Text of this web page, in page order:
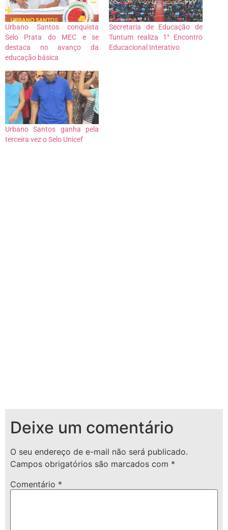
Urbano Santos conquista
Selo Prata do MEC e se
destaca no avanço da
educação básica
Secretaria de Educação de
Tuntum realiza 1° Encontro
Educacional Interativo
Urbano Santos ganha pela
terceira vez o Selo Unicef
Deixe um comentário
O seu endereço de e-mail não será publicado.
Campos obrigatórios são marcados com *
Comentário *